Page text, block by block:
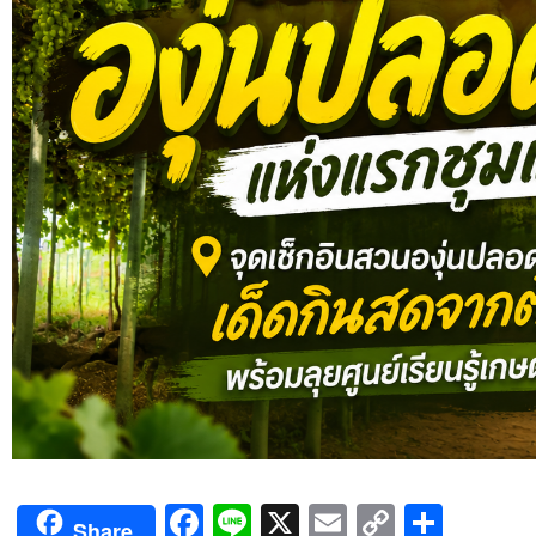
Facebook
Line
X Email
Copy